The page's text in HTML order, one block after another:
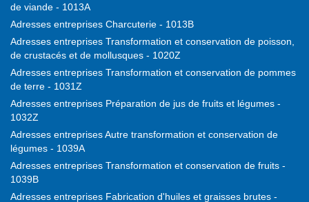
de viande - 1013A
Adresses entreprises Charcuterie - 1013B
Adresses entreprises Transformation et conservation de poisson,
de crustacés et de mollusques - 1020Z
Adresses entreprises Transformation et conservation de pommes
de terre - 1031Z
Adresses entreprises Préparation de jus de fruits et légumes -
1032Z
Adresses entreprises Autre transformation et conservation de
légumes - 1039A
Adresses entreprises Transformation et conservation de fruits -
1039B
Adresses entreprises Fabrication d'huiles et graisses brutes -